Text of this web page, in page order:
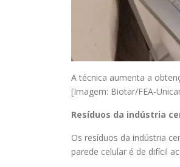
A técnica aumenta a
[Imagem: Biotar/FEA-
Resíduos da indústria
Os resíduos da indústria
parede celular é de difícil